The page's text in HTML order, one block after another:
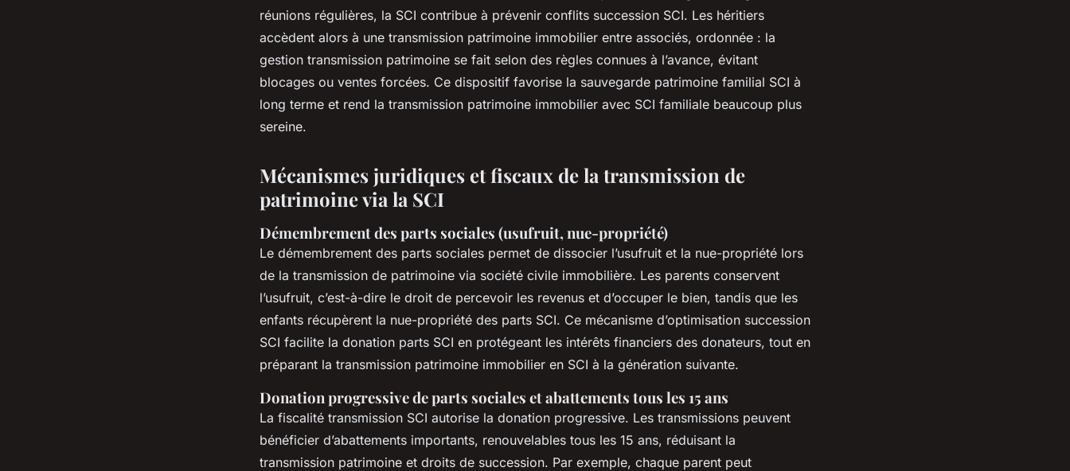
réunions régulières, la SCI contribue à prévenir conflits succession SCI. Les héritiers
accèdent alors à une transmission patrimoine immobilier entre associés, ordonnée : la
gestion transmission patrimoine se fait selon des règles connues à l’avance, évitant
blocages ou ventes forcées. Ce dispositif favorise la sauvegarde patrimoine familial SCI à
long terme et rend la transmission patrimoine immobilier avec SCI familiale beaucoup plus
sereine.
Mécanismes juridiques et fiscaux de la transmission de
patrimoine via la SCI
Démembrement des parts sociales (usufruit, nue-propriété)
Le démembrement des parts sociales permet de dissocier l’usufruit et la nue-propriété lors
de la transmission de patrimoine via société civile immobilière. Les parents conservent
l’usufruit, c’est-à-dire le droit de percevoir les revenus et d’occuper le bien, tandis que les
enfants récupèrent la nue-propriété des parts SCI. Ce mécanisme d’optimisation succession
SCI facilite la donation parts SCI en protégeant les intérêts financiers des donateurs, tout en
préparant la transmission patrimoine immobilier en SCI à la génération suivante.
Donation progressive de parts sociales et abattements tous les 15 ans
La fiscalité transmission SCI autorise la donation progressive. Les transmissions peuvent
bénéficier d’abattements importants, renouvelables tous les 15 ans, réduisant la
transmission patrimoine et droits de succession. Par exemple, chaque parent peut